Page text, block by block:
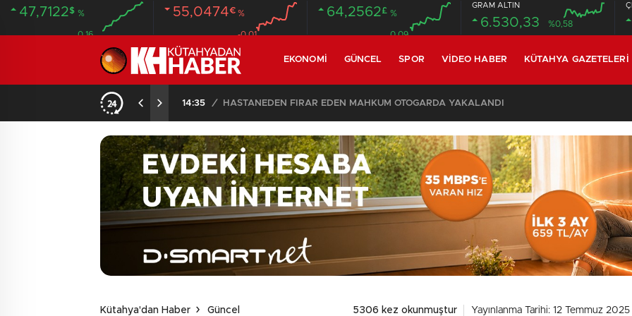
47,7122$ %
0.16
55,0474€ %
-0.01
64,2562£ %
0.09
GRAM ALTIN
6.530,33 %0,58
EKONOMI GÜNCEL SPOR VIDEO HABER KÜTAHYA GAZETELERI
20:58 /
Kütahya'dan Haber Güncel 5306 kez okunmuştur Yayınlanma Tarihi: 12 Temmuz 2025